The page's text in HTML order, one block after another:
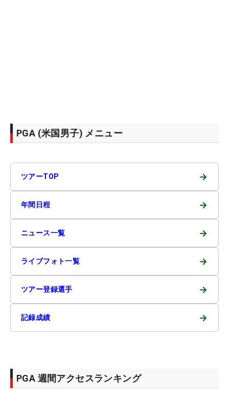
PGA (米国男子) メニュー
ツアーTOP →
年間日程 →
ニュース一覧 →
ライブフォト一覧 →
ツアー登録選手 →
記録成績 →
PGA 週間アクセスランキング